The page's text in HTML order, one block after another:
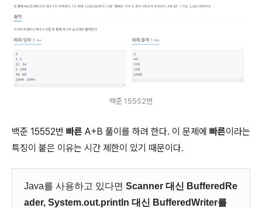
백준 15552번
백준 15552번 빠른 A+B 풀이를 하려 한다. 이 문제에 빠른이라는
특징이 붙은 이유는 시간 제한이 있기 때문이다.
Java를 사용하고 있다면 Scanner 대신 BufferedRe
ader, System.out.println 대신 BufferedWriter를